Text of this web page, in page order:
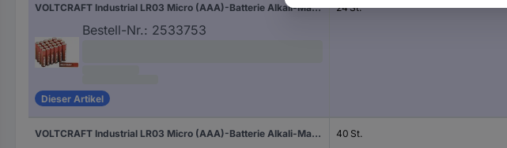
VOLTCRAFT Industrial LR03 Micro (AAA)-Batterie Alkali-Mangan 1350 mAh 1.5 V 24 St.
Bestell-Nr.: 2533753
Dieser Artikel
24 St.
VOLTCRAFT Industrial LR03 Micro (AAA)-Batterie Alkali-Mangan 1300 mAh 1.5 V 40 St. 40 St.